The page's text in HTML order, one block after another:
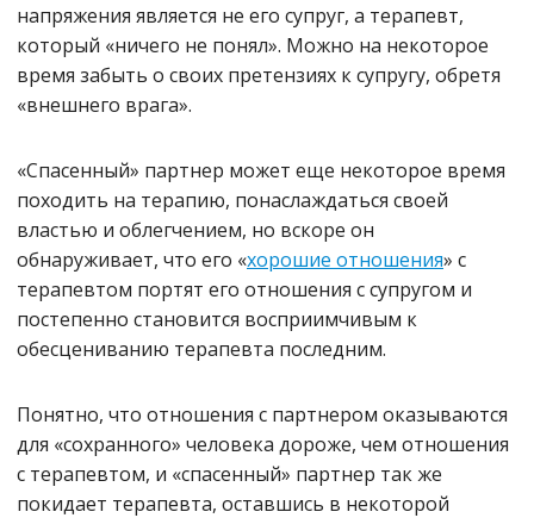
напряжения является не его супруг, а терапевт,
который «ничего не понял». Можно на некоторое
время забыть о своих претензиях к супругу, обретя
«внешнего врага».
«Спасенный» партнер может еще некоторое время
походить на терапию, понаслаждаться своей
властью и облегчением, но вскоре он
обнаруживает, что его «хорошие отношения» с
терапевтом портят его отношения с супругом и
постепенно становится восприимчивым к
обесцениванию терапевта последним.
Понятно, что отношения с партнером оказываются
для «сохранного» человека дороже, чем отношения
с терапевтом, и «спасенный» партнер так же
покидает терапевта, оставшись в некоторой